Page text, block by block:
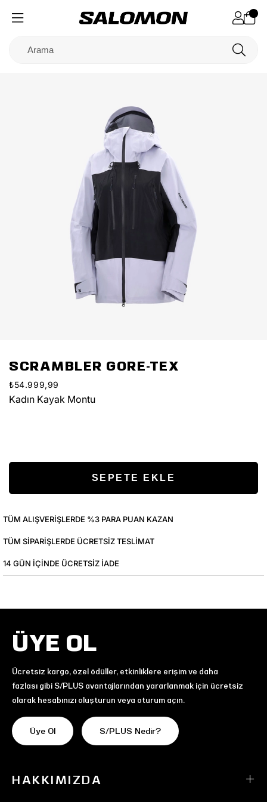
SCRAMBLER GORE-TEX
₺54.999,99
Kadın Kayak Montu
TÜM ALIŞVERIŞLERDE %3 PARA PUAN KAZAN
TÜM SIPARIŞLERDE ÜCRETSIZ TESLIMAT
14 GÜN IÇINDE ÜCRETSIZ IADE
ÜYE OL
Ücretsiz kargo, özel ödüller, etkinliklere erişim ve daha
fazlası gibi S/PLUS avantajlarından yararlanmak için ücretsiz
olarak hesabınızı oluşturun veya oturum açın.
Üye Ol S/PLUS Nedir?
HAKKIMIZDA